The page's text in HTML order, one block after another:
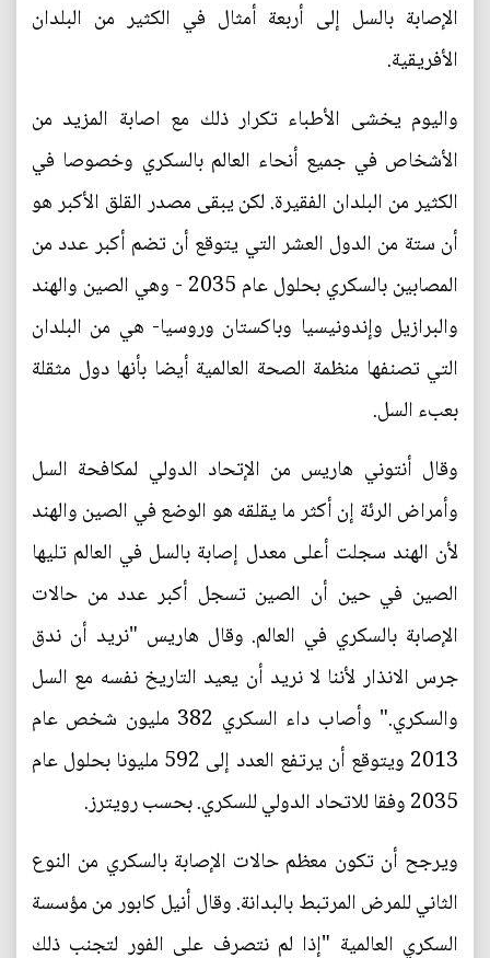
الإصابة بالسل إلى أربعة أمثال في الكثير من البلدان
الأفريقية.
واليوم يخشى الأطباء تكرار ذلك مع اصابة المزيد من
الأشخاص في جميع أنحاء العالم بالسكري وخصوصا في
الكثير من البلدان الفقيرة. لكن يبقى مصدر القلق الأكبر هو
أن ستة من الدول العشر التي يتوقع أن تضم أكبر عدد من
المصابين بالسكري بحلول عام 2035 - وهي الصين والهند
والبرازيل وإندونيسيا وباكستان وروسيا- هي من البلدان
التي تصنفها منظمة الصحة العالمية أيضا بأنها دول مثقلة
بعبء السل.
وقال أنتوني هاريس من الإتحاد الدولي لمكافحة السل
وأمراض الرئة إن أكثر ما يقلقه هو الوضع في الصين والهند
لأن الهند سجلت أعلى معدل إصابة بالسل في العالم تليها
الصين في حين أن الصين تسجل أكبر عدد من حالات
الإصابة بالسكري في العالم. وقال هاريس "نريد أن ندق
جرس الانذار لأننا لا نريد أن يعيد التاريخ نفسه مع السل
والسكري." وأصاب داء السكري 382 مليون شخص عام
2013 ويتوقع أن يرتفع العدد إلى 592 مليونا بحلول عام
2035 وفقا للاتحاد الدولي للسكري. بحسب رويترز.
ويرجح أن تكون معظم حالات الإصابة بالسكري من النوع
الثاني للمرض المرتبط بالبدانة. وقال أنيل كابور من مؤسسة
السكري العالمية "إذا لم نتصرف على الفور لتجنب ذلك